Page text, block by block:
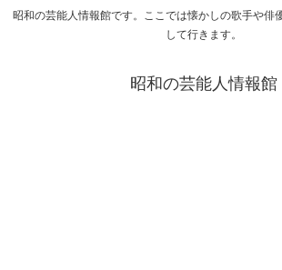
昭和の芸能人情報館です。ここでは懐かしの歌手や俳
して行きます。
昭和の芸能人情報館